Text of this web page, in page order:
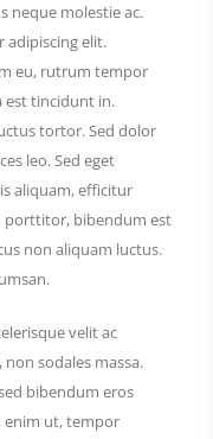
neque molestie ac.
adipiscing elit.
eu, rutrum tempor
est tincidunt in.
tortor. Sed dolor
leo. Sed eget
aliquam, efficitur
porttitor, bibendum est
non aliquam luctus.
velit ac
sodales massa.
bibendum eros
enim ut, tempor